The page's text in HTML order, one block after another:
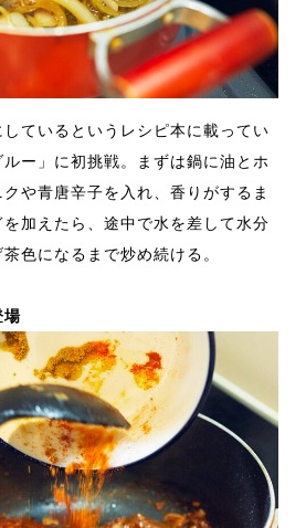
ているというレシピ本に載ってい
ー」に初挑戦。まずは鍋に油とホ
や青唐辛子を入れ、香りがするま
加えたら、途中で水を差して水分
色になるまで炒め続ける。
場